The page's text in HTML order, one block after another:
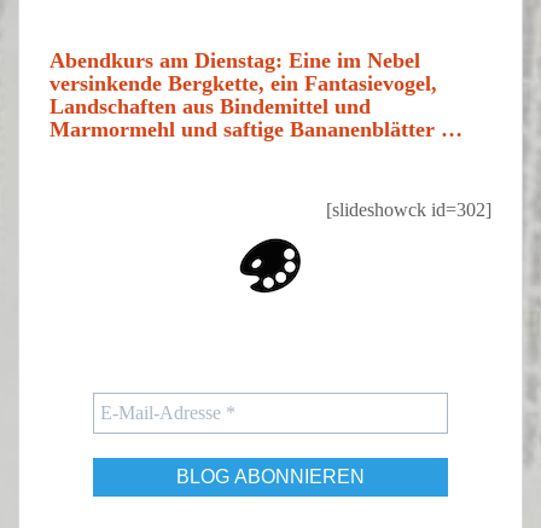
Abendkurs am Dienstag: Eine im Nebel
versinkende Bergkette, ein Fantasievogel,
Landschaften aus Bindemittel und
Marmormehl und saftige Bananenblätter …
[slideshowck id=302]